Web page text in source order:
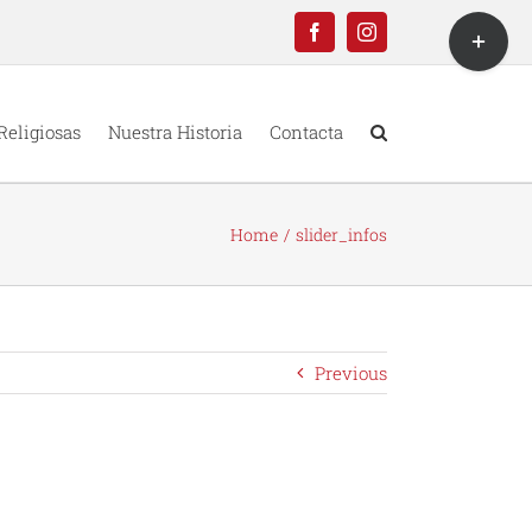
FacebookInstagram
Nuestra Historia Contacta
Home slider_infos
Previous
Toggle
Sliding